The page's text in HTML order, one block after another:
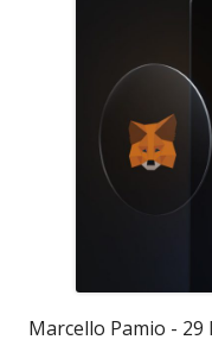
Marcello Pamio - 29